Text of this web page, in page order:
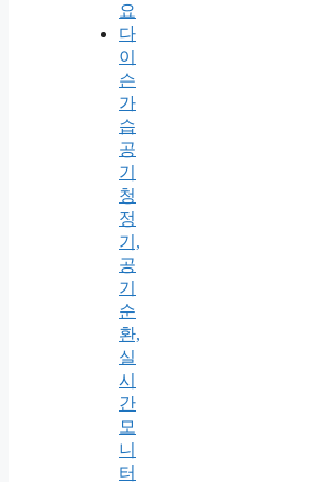
요
다
이
슨
가
습
공
기
청
정
기,
공
기
순
환,
실
시
간
모
니
터